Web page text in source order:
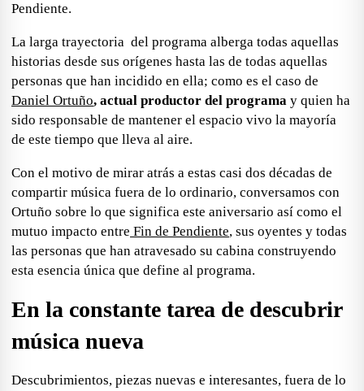
Pendiente.
La larga trayectoria del programa alberga todas aquellas
historias desde sus orígenes hasta las de todas aquellas
personas que han incidido en ella; como es el caso de
Daniel Ortuño, actual productor del programa y quien ha
sido responsable de mantener el espacio vivo la mayoría
de este tiempo que lleva al aire.
Con el motivo de mirar atrás a estas casi dos décadas de
compartir música fuera de lo ordinario, conversamos con
Ortuño sobre lo que significa este aniversario así como el
mutuo impacto entre Fin de Pendiente, sus oyentes y todas
las personas que han atravesado su cabina construyendo
esta esencia única que define al programa.
En la constante tarea de descubrir
música nueva
Descubrimientos, piezas nuevas e interesantes, fuera de lo